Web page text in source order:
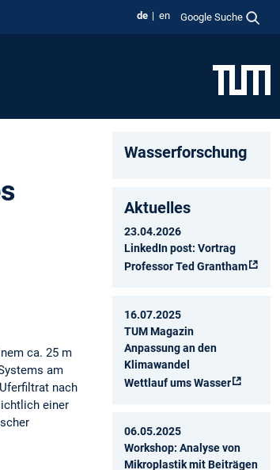
de en Google Suche
ca. 25 m
am
nach
einer
Wasserforschung
Aktuelles
23.04.2026
LinkedIn post: Vortrag
Professor Ted Grantham
16.07.2025
TUM Magazin
Anpassung an den
Klimawandel
Wettlauf ums Wasser
06.05.2025
Workshop: Analyse von
Mikroplastik mit Beiträgen